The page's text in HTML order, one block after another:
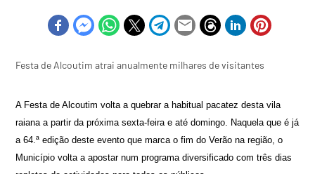
Festa de Alcoutim atrai anualmente milhares de visitantes
A Festa de Alcoutim volta a quebrar a habitual pacatez desta vila
raiana a partir da próxima sexta-feira e até domingo. Naquela que é já
a 64.ª edição deste evento que marca o fim do Verão na região, o
Município volta a apostar num programa diversificado com três dias